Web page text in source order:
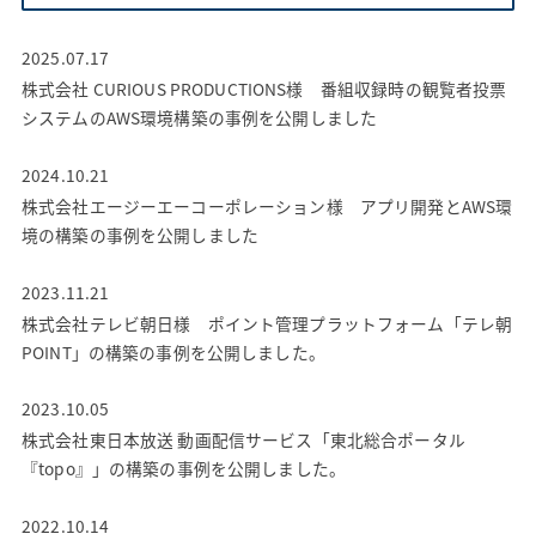
2025.07.17
株式会社 CURIOUS PRODUCTIONS様 番組収録時の観覧者投票
システムのAWS環境構築の事例を公開しました
2024.10.21
株式会社エージーエーコーポレーション様 アプリ開発とAWS環
境の構築の事例を公開しました
2023.11.21
株式会社テレビ朝日様 ポイント管理プラットフォーム「テレ朝
POINT」の構築の事例を公開しました。
2023.10.05
株式会社東日本放送 動画配信サービス「東北総合ポータル
『topo』」の構築の事例を公開しました。
2022.10.14